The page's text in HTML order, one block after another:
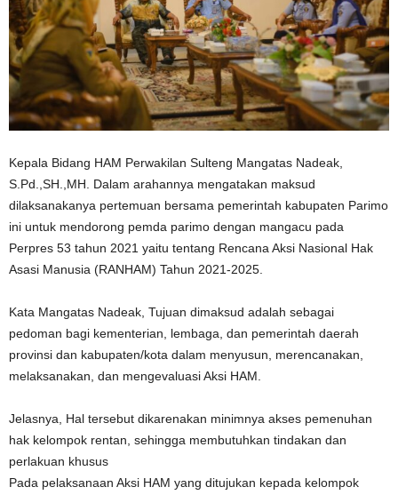
Kepala Bidang HAM Perwakilan Sulteng Mangatas Nadeak,
S.Pd.,SH.,MH. Dalam arahannya mengatakan maksud
dilaksanakanya pertemuan bersama pemerintah kabupaten Parimo
ini untuk mendorong pemda parimo dengan mangacu pada
Perpres 53 tahun 2021 yaitu tentang Rencana Aksi Nasional Hak
Asasi Manusia (RANHAM) Tahun 2021-2025.
Kata Mangatas Nadeak, Tujuan dimaksud adalah sebagai
pedoman bagi kementerian, lembaga, dan pemerintah daerah
provinsi dan kabupaten/kota dalam menyusun, merencanakan,
melaksanakan, dan mengevaluasi Aksi HAM.
Jelasnya, Hal tersebut dikarenakan minimnya akses pemenuhan
hak kelompok rentan, sehingga membutuhkan tindakan dan
perlakuan khusus
Pada pelaksanaan Aksi HAM yang ditujukan kepada kelompok